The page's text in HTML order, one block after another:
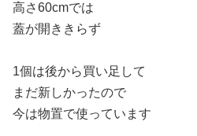
高さ60cmでは
蓋が開ききらず
1個は後から買い足して
まだ新しかったので
今は物置で使っています